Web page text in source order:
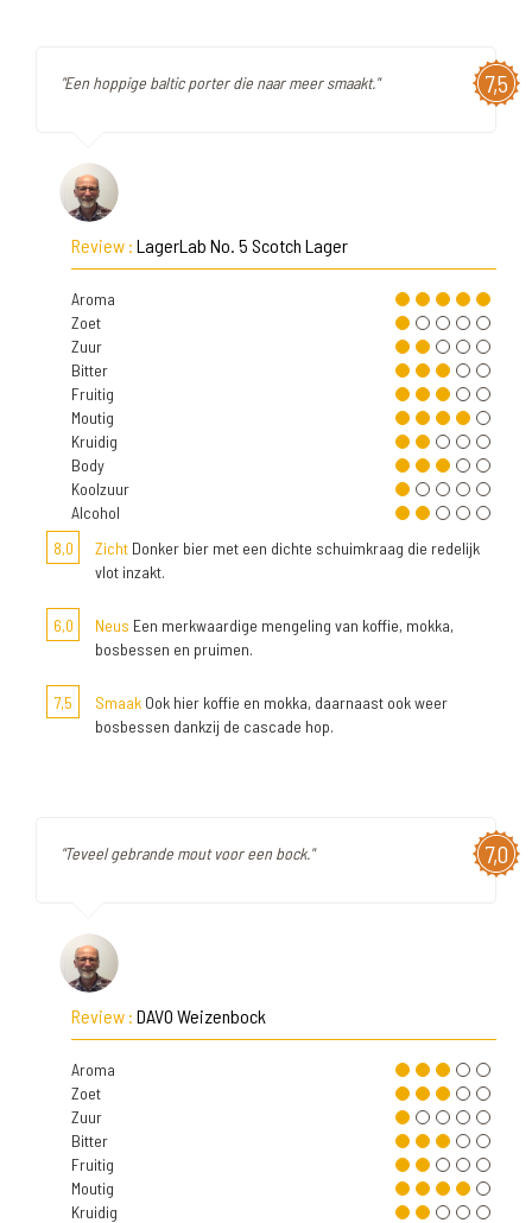
7,5
"Een hoppige baltic porter die naar meer smaakt."
Review : LagerLab No. 5 Scotch Lager
Aroma
Zoet
Zuur
Bitter
Fruitig
Moutig
Kruidig
Body
Koolzuur
Alcohol
8,0
Zicht Donker bier met een dichte schuimkraag die redelijk
vlot inzakt.
6,0 Neus Een merkwaardige mengeling van koffie, mokka,
bosbessen en pruimen.
7,5 Smaak Ook hier koffie en mokka, daarnaast ook weer
bosbessen dankzij de cascade hop.
7,0
"Teveel gebrande mout voor een bock."
Review : DAVO Weizenbock
Aroma
Zoet
Zuur
Bitter
Fruitig
Moutig
Kruidig